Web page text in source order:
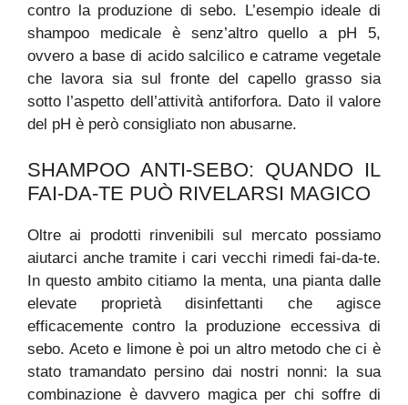
contro la produzione di sebo. L’esempio ideale di
shampoo medicale è senz’altro quello a pH 5,
ovvero a base di acido salcilico e catrame vegetale
che lavora sia sul fronte del capello grasso sia
sotto l’aspetto dell’attività antiforfora. Dato il valore
del pH è però consigliato non abusarne.
SHAMPOO ANTI-SEBO: QUANDO IL
FAI-DA-TE PUÒ RIVELARSI MAGICO
Oltre ai prodotti rinvenibili sul mercato possiamo
aiutarci anche tramite i cari vecchi rimedi fai-da-te.
In questo ambito citiamo la menta, una pianta dalle
elevate proprietà disinfettanti che agisce
efficacemente contro la produzione eccessiva di
sebo. Aceto e limone è poi un altro metodo che ci è
stato tramandato persino dai nostri nonni: la sua
combinazione è davvero magica per chi soffre di